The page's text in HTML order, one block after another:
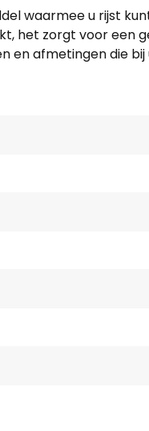
waarmee u rijst
het zorgt voor een
en afmetingen die